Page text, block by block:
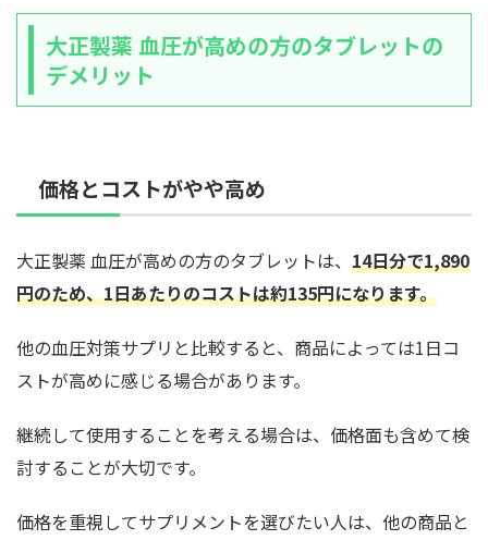
大正製薬 血圧が高めの方のタブレットの
デメリット
価格とコストがやや高め
大正製薬 血圧が高めの方のタブレットは、 14日分で1,890
円のため、1日あたりのコストは約135円になります。
他の血圧対策サプリと比較すると、商品によっては1日コ
ストが高めに感じる場合があります。
継続して使用することを考える場合は、価格面も含めて検
討することが大切です。
価格を重視してサプリメントを選びたい人は、他の商品と